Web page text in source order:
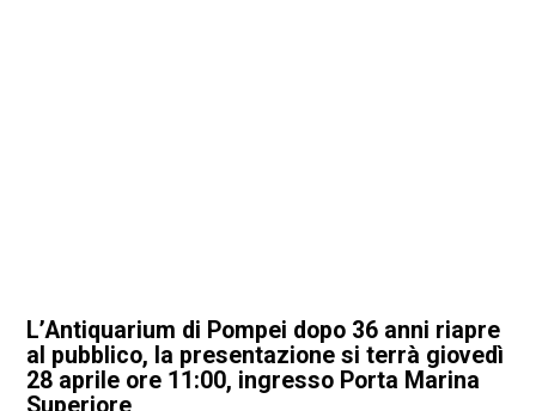
L’Antiquarium di Pompei dopo 36 anni riapre
al pubblico, la presentazione si terrà giovedì
28 aprile ore 11:00, ingresso Porta Marina